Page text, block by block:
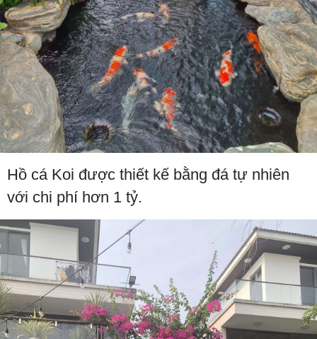
Hồ cá Koi được thiết kế bằng đá tự nhiên
với chi phí hơn 1 tỷ.